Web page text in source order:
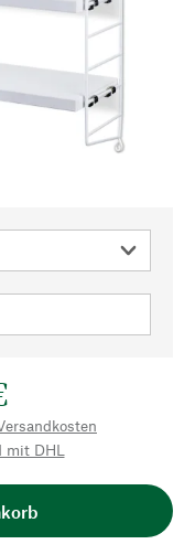
mit DHL